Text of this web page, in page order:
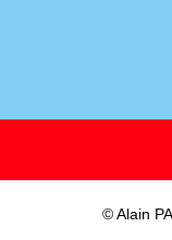
© Alain